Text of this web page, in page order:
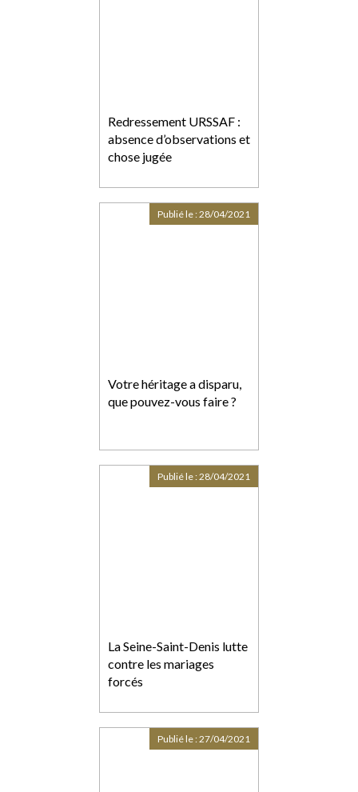
Redressement URSSAF :
absence d’observations et
chose jugée
Votre héritage a disparu,
que pouvez-vous faire ?
Publié le :28/04/2021
La Seine-Saint-Denis lutte
contre les mariages
forcés
Publié le :28/04/2021
Publié le :27/04/2021